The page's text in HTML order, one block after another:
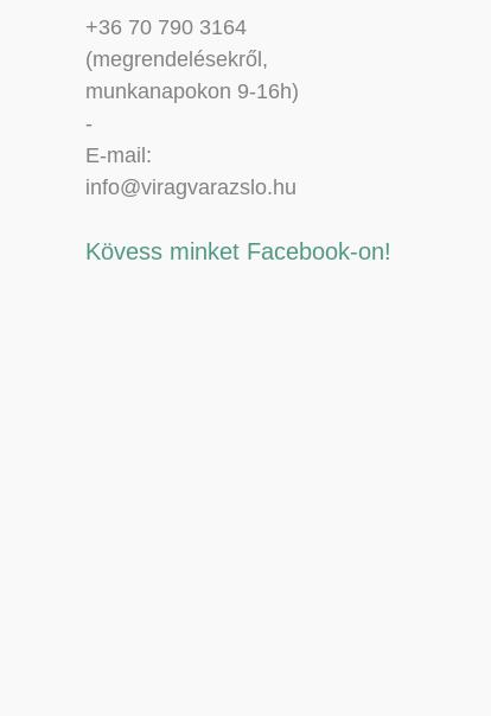
+36 70 790 3164
(megrendelésekről,
munkanapokon 9-16h)
-
E-mail:
info@viragvarazslo.hu
Kövess minket Facebook-on!